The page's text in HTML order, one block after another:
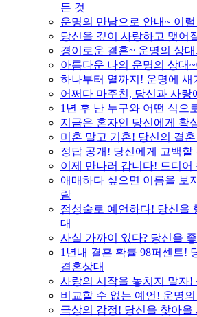
든 것
운명의 만남으로 안내~ 이
당신을 깊이 사랑하고 맺어
경이로운 결혼~ 운명의 상
아름다운 나의 운명의 상대
하나부터 열까지! 운명에 새
어쩌다 마주친, 당신과 사랑
1년 후 난 누구와 어떤 식으
지금은 혼자인 당신에게 확
미혼 말고 기혼! 당신의 결혼
정답 공개! 당신에게 고백할
이제 만나러 갑니다! 드디어
애매하다 싶으면 이름을 보
람
점성술로 예언하다! 당신을
대
사실 가까이 있다? 당신을
1년내 결혼 확률 98퍼센트!
결혼상대
사랑의 시작을 놓치지 말자!
비교할 수 없는 예언! 운명의
극상의 감정! 당신을 찾아올